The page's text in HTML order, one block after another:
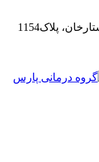
پلاک1154